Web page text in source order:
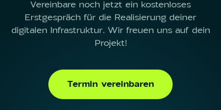
Vereinbare noch jetzt ein kostenloses
Erstgespräch für die Realisierung deiner
digitalen Infrastruktur. Wir freuen uns auf dein
Projekt!
Termin vereinbaren